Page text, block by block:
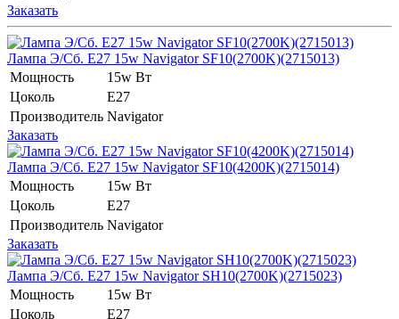
Заказать
Лампа Э/Сб. E27 15w Navigator SF10(2700K)(2715013)
Мощность
15w Вт
Цоколь
E27
Производитель Navigator
Заказать
Лампа Э/Сб. E27 15w Navigator SF10(4200K)(2715014)
Мощность
15w Вт
Цоколь
E27
Производитель Navigator
Заказать
Лампа Э/Сб. E27 15w Navigator SH10(2700K)(2715023)
Мощность
15w Вт
Цоколь
E27